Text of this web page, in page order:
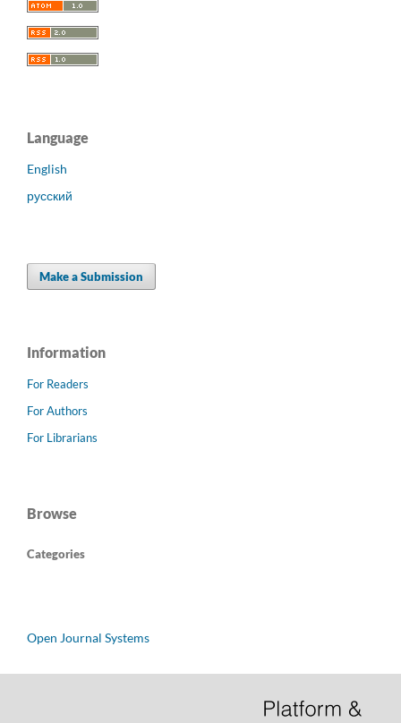
Language
English
русский
Make a Submission
Information
For Readers
For Authors
For Librarians
Browse
Categories
Open Journal Systems